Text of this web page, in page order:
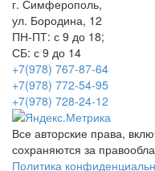
г. Симферополь,
ул. Бородина, 12
ПН-ПТ: с 9 до 18;
СБ: с 9 до 14
+7(978) 767-87-64
+7(978) 772-54-95
+7(978) 728-24-12
Все авторские права,
сохраняются за
Политика